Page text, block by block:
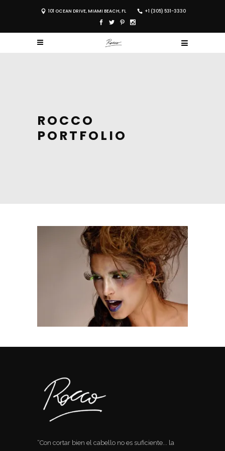
101 OCEAN DRIVE, MIAMI BEACH, FL +1 (305) 531-3330
ROCCO
PORTFOLIO
“Con cortar bien el cabello no es suficiente... la